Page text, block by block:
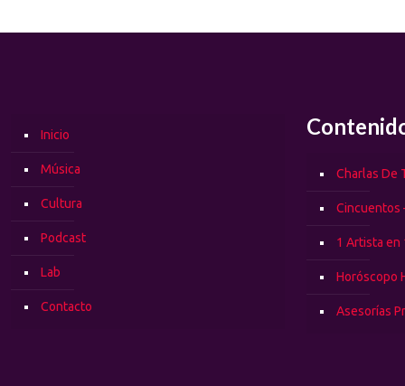
Inicio
Música
Cultura
Podcast
Lab
Contacto
Charlas De
Cincuentos
1 Artista en
Horóscopo
Asesorías